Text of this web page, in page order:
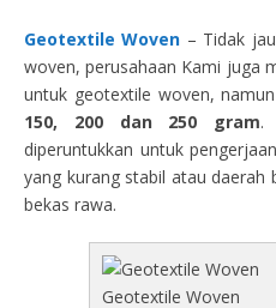
Geotextile Woven – Tidak
woven, perusahaan Kami juga
untuk geotextile woven,
150, 200 dan 250 gram.
diperuntukkan untuk
yang kurang stabil atau daerah
bekas rawa.
Geotextile Woven